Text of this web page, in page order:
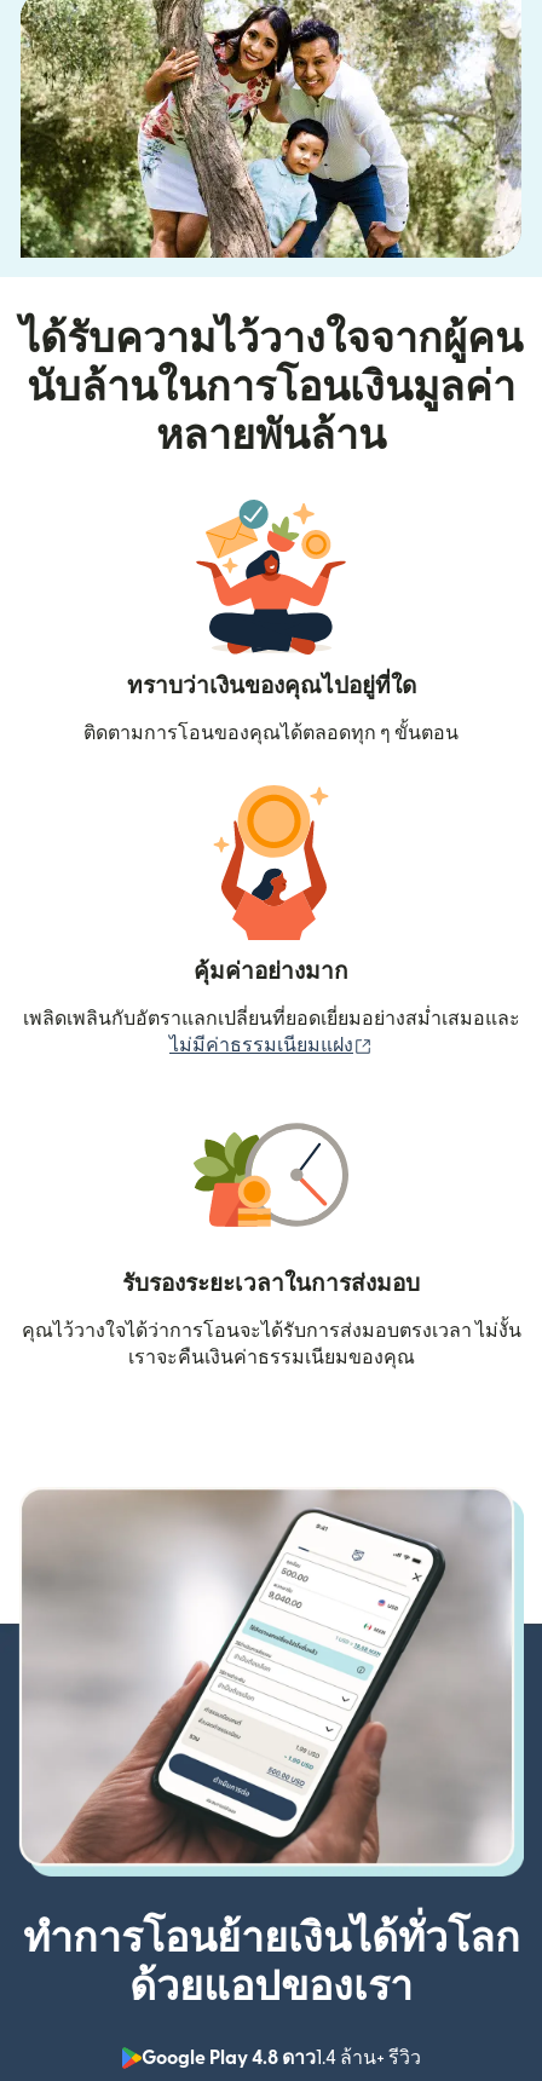
ได้รับความไว้วางใจจากผู้คน
นับล้านในการโอนเงินมูลค่า
หลายพันล้าน
ทราบว่าเงินของคุณไปอยู่ที่ใด
ติดตามการโอนของคุณได้ตลอดทุก ๆ ขั้นตอน
คุ้มค่าอย่างมาก
เพลิดเพลินกับอัตราแลกเปลี่ยนที่ยอดเยี่ยมอย่างสม่ำเสมอและ
ไม่มีค่าธรรมเนียมแฝง
รับรองระยะเวลาในการส่งมอบ
คุณไว้วางใจได้ว่าการโอนจะได้รับการส่งมอบตรงเวลา ไม่งั้น
เราจะคืนเงินค่าธรรมเนียมของคุณ
ทำการโอนย้ายเงินได้ทั่วโลก
ด้วยแอปของเรา
Google Play 4.8 ดาว1.4 ล้าน+ รีวิว
(เปิดในหน้าต่